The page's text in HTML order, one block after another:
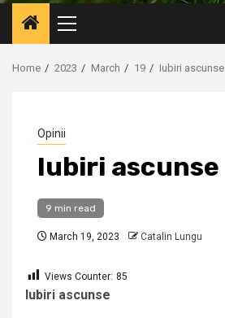
Primary
Menu
Home 2023 March 19 Iubiri ascunse
Opinii
Iubiri ascunse
9 min read
March 19, 2023 Catalin Lungu
Views Counter: 85
Iubiri ascunse